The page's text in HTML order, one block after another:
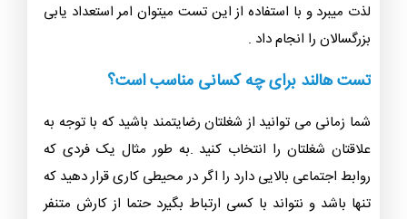
لذت میبرد و با استفاده از این تست میتوان امر استعداد یابی
بزرگسالان را انجام داد .
تست هالند برای چه کسانی مناسب است؟
شما زمانی می توانید از شغلتان رضایتمند باشید که با توجه به
علاقتان شغلتان را انتخاب کنید .به طور مثال یک فردی که
روابط اجتماعی بالایی دارد را اگر در محیطی کاری قرار دهید که
تنها باشد و نتواند با کسی ارتباط بگیرد حتما از کارش متنفر